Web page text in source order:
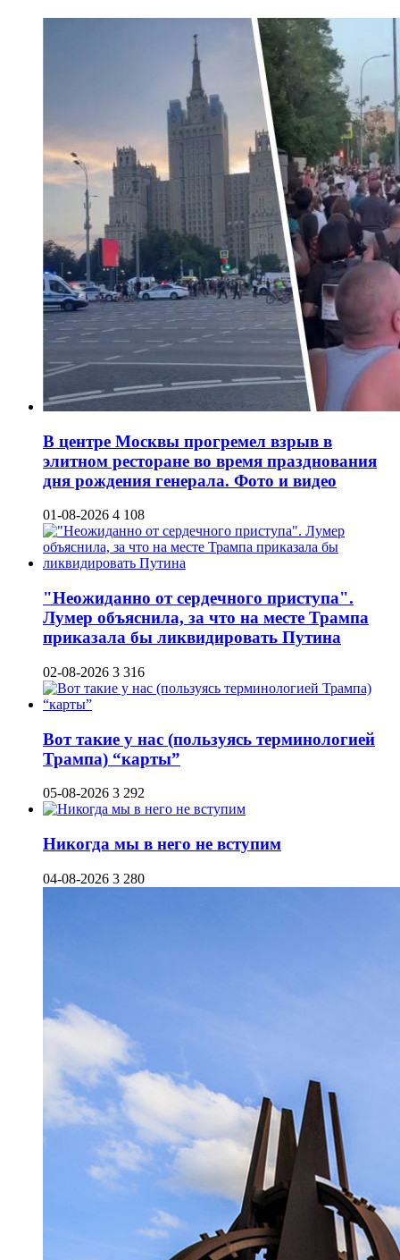
В центре Москвы прогремел взрыв в
элитном ресторане во время празднования
дня рождения генерала. Фото и видео
01-08-2026 4 108
"Неожиданно от сердечного приступа".
Лумер объяснила, за что на месте Трампа
приказала бы ликвидировать Путина
02-08-2026 3 316
Вот такие у нас (пользуясь терминологией
Трампа) “карты”
05-08-2026 3 292
Никогда мы в него не вступим
04-08-2026 3 280